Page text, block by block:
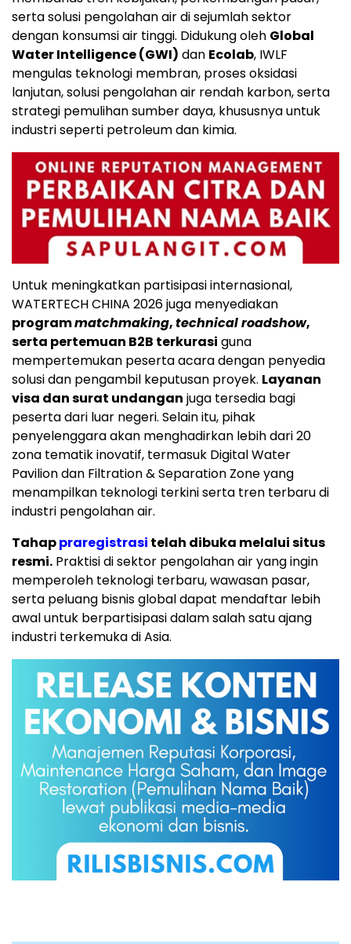
serta solusi pengolahan air di sejumlah sektor
dengan konsumsi air tinggi. Didukung oleh Global
Water Intelligence (GWI) dan Ecolab, IWLF
mengulas teknologi membran, proses oksidasi
lanjutan, solusi pengolahan air rendah karbon, serta
strategi pemulihan sumber daya, khususnya untuk
industri seperti petroleum dan kimia.
Untuk meningkatkan partisipasi internasional,
WATERTECH CHINA 2026 juga menyediakan
programmatchmaking,technical roadshow,
serta pertemuan B2B terkurasi guna
mempertemukan peserta acara dengan penyedia
solusi dan pengambil keputusan proyek. Layanan
visa dan surat undangan juga tersedia bagi
peserta dari luar negeri. Selain itu, pihak
penyelenggara akan menghadirkan lebih dari 20
zona tematik inovatif, termasuk Digital Water
Pavilion dan Filtration & Separation Zone yang
menampilkan teknologi terkini serta tren terbaru di
industri pengolahan air.
Tahappraregistrasi telah dibuka melalui situs
resmi. Praktisi di sektor pengolahan air yang ingin
memperoleh teknologi terbaru, wawasan pasar,
serta peluang bisnis global dapat mendaftar lebih
awal untuk berpartisipasi dalam salah satu ajang
industri terkemuka di Asia.